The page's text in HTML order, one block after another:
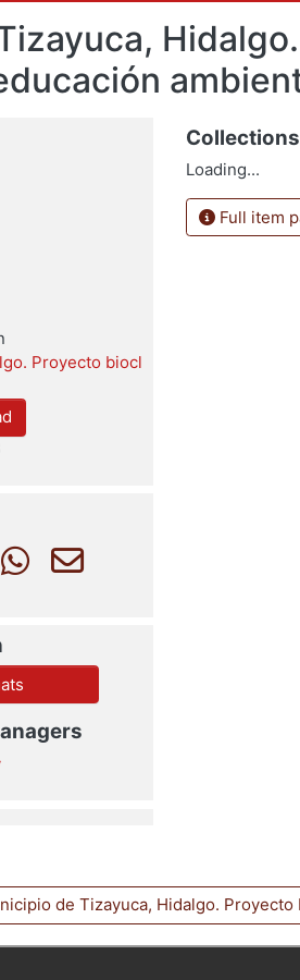
Proyecto biocl
Collections
Loading...
Full item
de Tizayuca, Hidalgo.